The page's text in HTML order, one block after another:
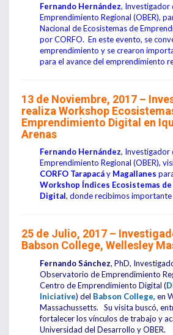
Fernando Hernández,
Emprendimiento Regional (OBER),
Nacional de Ecosistemas de
por CORFO. En este evento, se
emprendimiento y se crearon
para el avance del emprendimiento
13 de Noviembre, 2017 –
realiza Workshop
Emprendimiento Digital en
Arenas
Fernando Hernández,
Emprendimiento Regional (OBER),
CORFO Tarapacáy Magallanes
Workshop Índices Ecosistemas
Digital, donde recibimos
25 de Julio, 2017 –
Babson College, Wellesley
Fernando Sánchez, PhD,
Observatorio de Emprendimiento
Centro de Emprendimiento Digital (
Iniciative) del Babson College, en
Massachussetts. Su visita buscó,
fortalecer los vínculos de trabajo y
Universidad del Desarrollo y OBER.